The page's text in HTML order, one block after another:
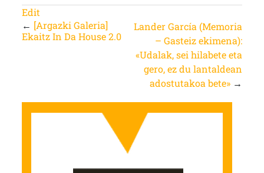
Edit
← [Argazki Galeria]
Ekaitz In Da House 2.0
Lander García (Memoria
– Gasteiz ekimena):
«Udalak, sei hilabete eta
gero, ez du lantaldean
adostutakoa bete» →